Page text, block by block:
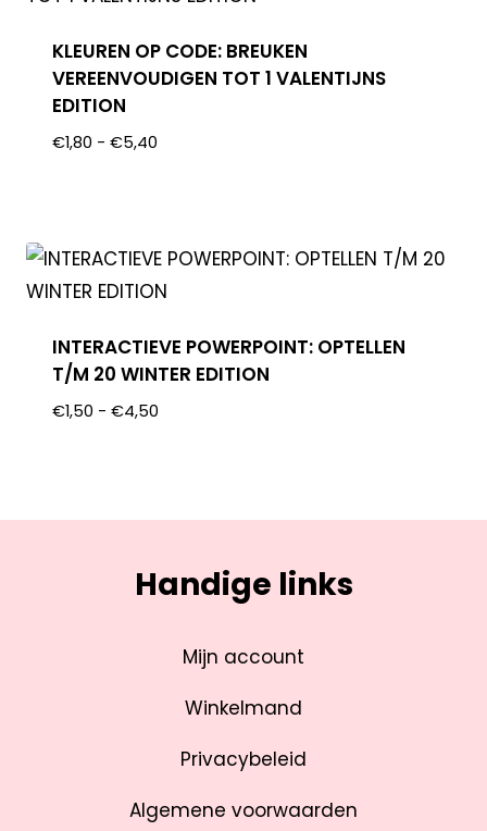
KLEUREN OP CODE: BREUKEN
VEREENVOUDIGEN TOT 1 VALENTIJNS
EDITION
€1,80 - €5,40
INTERACTIEVE POWERPOINT: OPTELLEN
T/M 20 WINTER EDITION
€1,50 - €4,50
Handige links
Mijn account
Winkelmand
Privacybeleid
Algemene voorwaarden